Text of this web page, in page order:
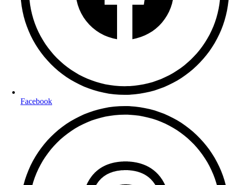
Facebook